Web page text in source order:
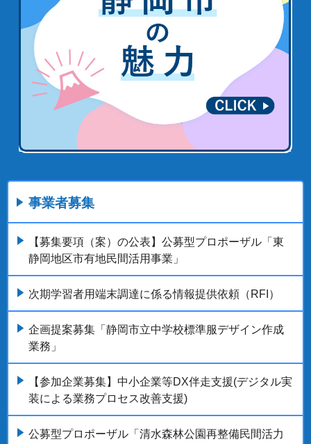
事業者募集
【募集要項（案）の公表】公募型プロポーザル「東
静岡地区市有地民間活用事業」
次期学習者用端末調達に係る情報提供依頼（RFI）
企画提案募集「静岡市立中学校標準服デザイン作成
業務」
【参加企業募集】中小企業等DX伴走支援(デジタル実
装による業務プロセス改善支援)
公募型プロポーザル「清水森林公園再整備民間活力